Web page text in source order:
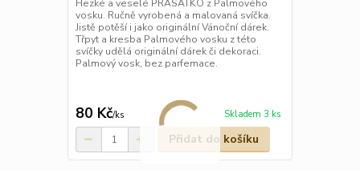
Hezké a veselé PRASÁTKO z Palmového
vosku. Ručně vyrobená a malovaná svíčka.
Jistě potěší i jako originální Vánoční dárek.
Třpyt a kresba Palmového vosku z této
svíčky udělá originální dárek či dekoraci.
Palmový vosk, bez parfemace.
80 Kč/ks Skladem 3 ks
Přidat do košíku